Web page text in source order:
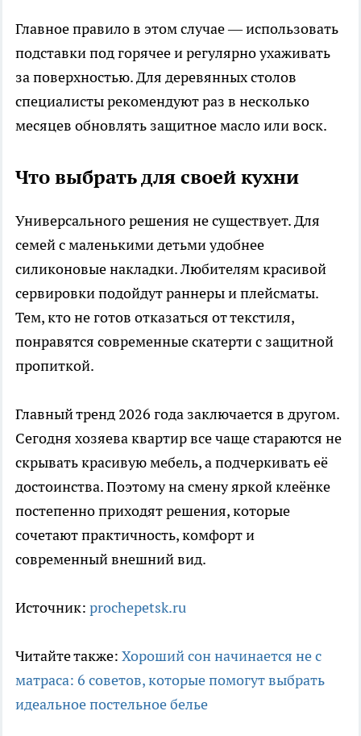
Главное правило в этом случае — использовать
подставки под горячее и регулярно ухаживать
за поверхностью. Для деревянных столов
специалисты рекомендуют раз в несколько
месяцев обновлять защитное масло или воск.
Что выбрать для своей кухни
Универсального решения не существует. Для
семей с маленькими детьми удобнее
силиконовые накладки. Любителям красивой
сервировки подойдут раннеры и плейсматы.
Тем, кто не готов отказаться от текстиля,
понравятся современные скатерти с защитной
пропиткой.
Главный тренд 2026 года заключается в другом.
Сегодня хозяева квартир все чаще стараются не
скрывать красивую мебель, а подчеркивать её
достоинства. Поэтому на смену яркой клеёнке
постепенно приходят решения, которые
сочетают практичность, комфорт и
современный внешний вид.
Источник: prochepetsk.ru
Читайте также: Хороший сон начинается не с
матраса: 6 советов, которые помогут выбрать
идеальное постельное белье